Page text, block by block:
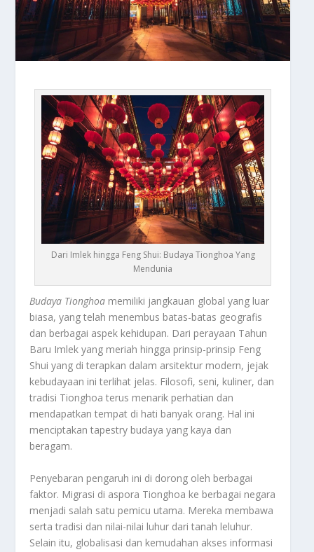
Dari Imlek hingga Feng Shui: Budaya Tionghoa Yang
Mendunia
Budaya Tionghoa memiliki jangkauan global yang luar
biasa, yang telah menembus batas-batas geografis
dan berbagai aspek kehidupan. Dari perayaan Tahun
Baru Imlek yang meriah hingga prinsip-prinsip Feng
Shui yang di terapkan dalam arsitektur modern, jejak
kebudayaan ini terlihat jelas. Filosofi, seni, kuliner, dan
tradisi Tionghoa terus menarik perhatian dan
mendapatkan tempat di hati banyak orang. Hal ini
menciptakan tapestry budaya yang kaya dan
beragam.
Penyebaran pengaruh ini di dorong oleh berbagai
faktor. Migrasi di aspora Tionghoa ke berbagai negara
menjadi salah satu pemicu utama. Mereka membawa
serta tradisi dan nilai-nilai luhur dari tanah leluhur.
Selain itu, globalisasi dan kemudahan akses informasi